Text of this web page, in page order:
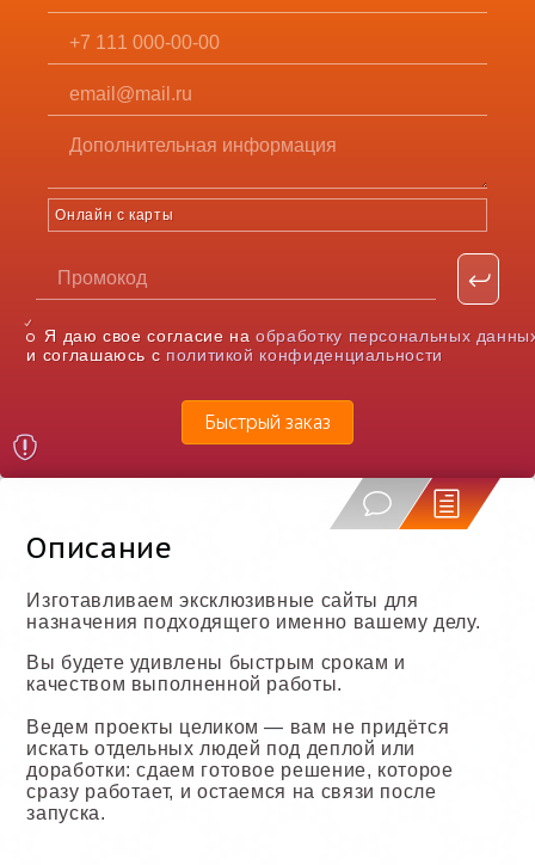
Онлайн с карты
Я даю свое согласие наобработку персональных
и соглашаюсь с политикой конфиденциальности
Быстрый заказ
Описание
Изготавливаем эксклюзивные сайты для
назначения подходящего именно вашему делу.
Вы будете удивлены быстрым срокам и
качеством выполненной работы.
Ведем проекты целиком — вам не придётся
искать отдельных людей под деплой или
доработки: сдаем готовое решение, которое
сразу работает, и остаемся на связи после
запуска.